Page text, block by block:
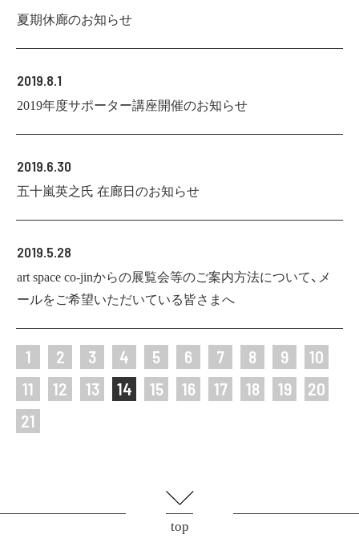
夏期休廊のお知らせ
2019.8.1
2019年度サポーター講座開催のお知らせ
2019.6.30
五十嵐英之氏 在廊日のお知らせ
2019.5.28
art space co-jinからの展覧会等のご案内方法について、メ
ールをご希望いただいている皆さまへ
1 2 3 4 5 6 7 8 9
10
11
12 13 14 15 16 17 18 19
20
21
top